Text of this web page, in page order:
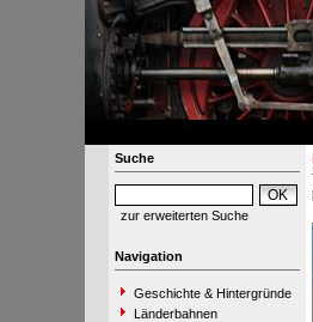
Suche
zur erweiterten Suche
Navigation
Geschichte & Hintergründe
Länderbahnen